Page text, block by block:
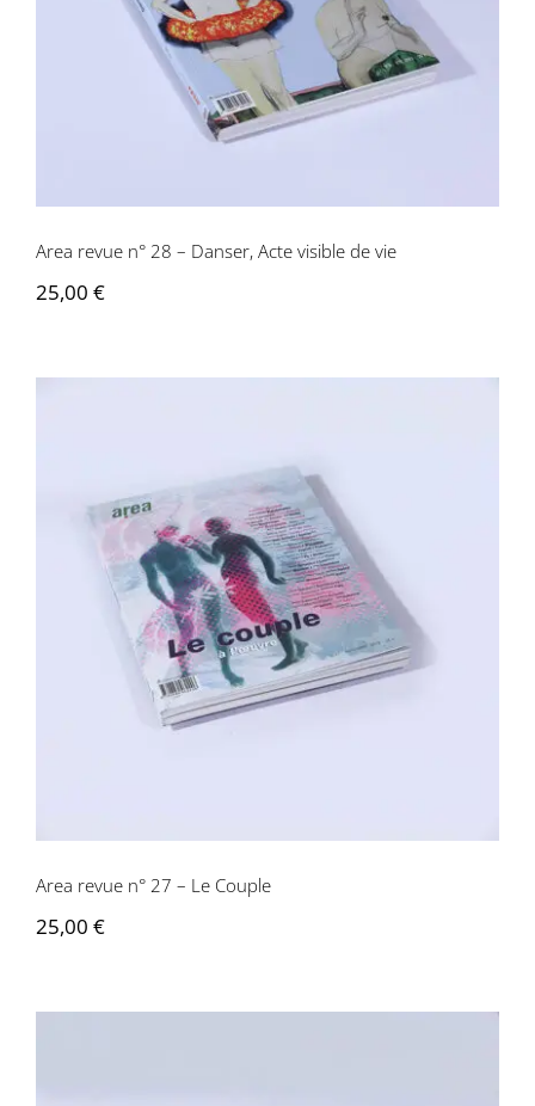
Area revue n° 28 – Danser, Acte visible de vie
25,00 €
Area revue n° 27 – Le Couple
Area revue n° 27 – Le Couple
25,00 €